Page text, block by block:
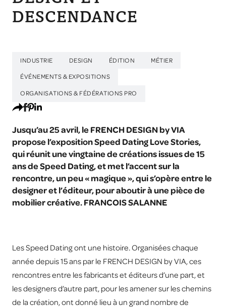
DESCENDANCE
INDUSTRIE DESIGN ÉDITION MÉTIER
ÉVÉNEMENTS & EXPOSITIONS
ORGANISATIONS & FÉDÉRATIONS PRO
Jusqu’au 25 avril, le FRENCH DESIGN by VIA
propose l’exposition Speed Dating Love Stories,
qui réunit une vingtaine de créations issues de 15
ans de Speed Dating, et met l’accent sur la
rencontre, un peu « magique », qui s’opère entre le
designer et l’éditeur, pour aboutir à une pièce de
mobilier créative. FRANCOIS SALANNE
Les Speed Dating ont une histoire. Organisées chaque
année depuis 15 ans par le FRENCH DESIGN by VIA, ces
rencontres entre les fabricants et éditeurs d’une part, et
les designers d’autre part, pour les amener sur les chemins
de la création, ont donné lieu à un grand nombre de